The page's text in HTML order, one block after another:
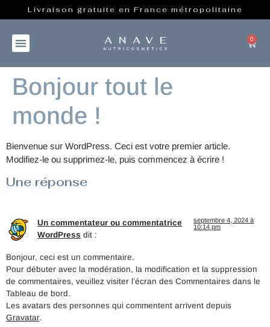
Livraison gratuite en France métropolitaine
0
Bonjour tout le
monde !
Bienvenue sur WordPress. Ceci est votre premier article.
Modifiez-le ou supprimez-le, puis commencez à écrire !
Une réponse
Un commentateur ou commentatrice
WordPress dit :
septembre 4, 2024 à
10:14 pm
Bonjour, ceci est un commentaire.
Pour débuter avec la modération, la modification et la suppression
de commentaires, veuillez visiter l’écran des Commentaires dans le
Tableau de bord.
Les avatars des personnes qui commentent arrivent depuis
Gravatar.